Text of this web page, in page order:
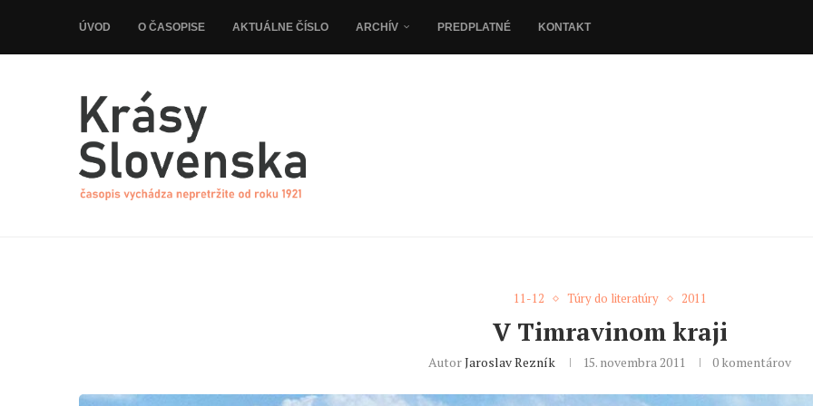
ÚVOD O ČASOPISE AKTUÁLNE ČÍSLO ARCHÍV PREDPLATNÉ KONTAKT
11-12 Túry do literatúry 2011
V Timravinom kraji
AutorJaroslav Rezník 15. novembra 2011 0 komentárov